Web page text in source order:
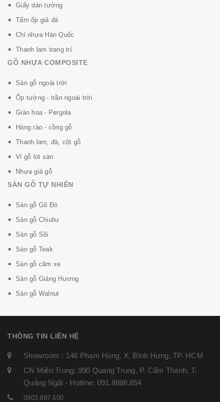
Giấy dán tường
Tấm ốp giả đá
Chỉ nhựa Hàn Quốc
Thanh lam trang trí
GỖ NHỰA COMPOSITE
Sàn gỗ ngoài trời
Ốp tường - trần ngoài trời
Giàn hoa - Pergola
Hàng rào - cồng gỗ
Thanh lam, đà, cột gỗ
Vỉ gỗ lót sàn
Nhựa giả gỗ
SÀN GỖ TỰ NHIÊN
Sàn gỗ Gõ Đỏ
Sàn gỗ Chiuliu
Sàn gỗ Sồi
Sàn gỗ Teak
Sàn gỗ căm xe
Sàn gỗ Giáng Hương
Sàn gỗ Walnut
THÔNG TIN LIÊN HỆ
Showroom : 146 Phạm Hùng, X. Bình Hưng, TP. HCM
CN Miền Trung: 990 Quang Trung, P. Cẩm Thành, T.
Quảng Ngãi - Hotline: 091.8888.654
0903.887.600